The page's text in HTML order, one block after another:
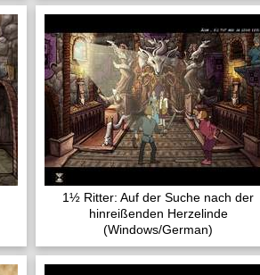
1½ Ritter: Auf der Suche nach der
hinreißenden Herzelinde
(Windows/German)